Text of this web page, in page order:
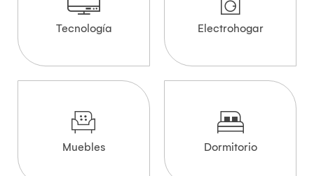
Tecnología Electrohogar
Muebles Dormitorio